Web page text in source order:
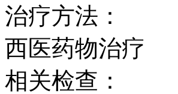
治疗方法：
西医药物治疗
相关检查：